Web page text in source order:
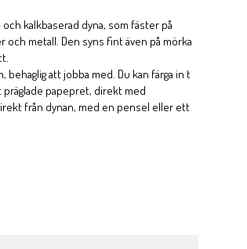
kalkbaserad dyna, som fäster på
och metall. Den syns fint även på mörka
att jobba med. Du kan färga in t
papepret, direkt med
från dynan, med en pensel eller ett